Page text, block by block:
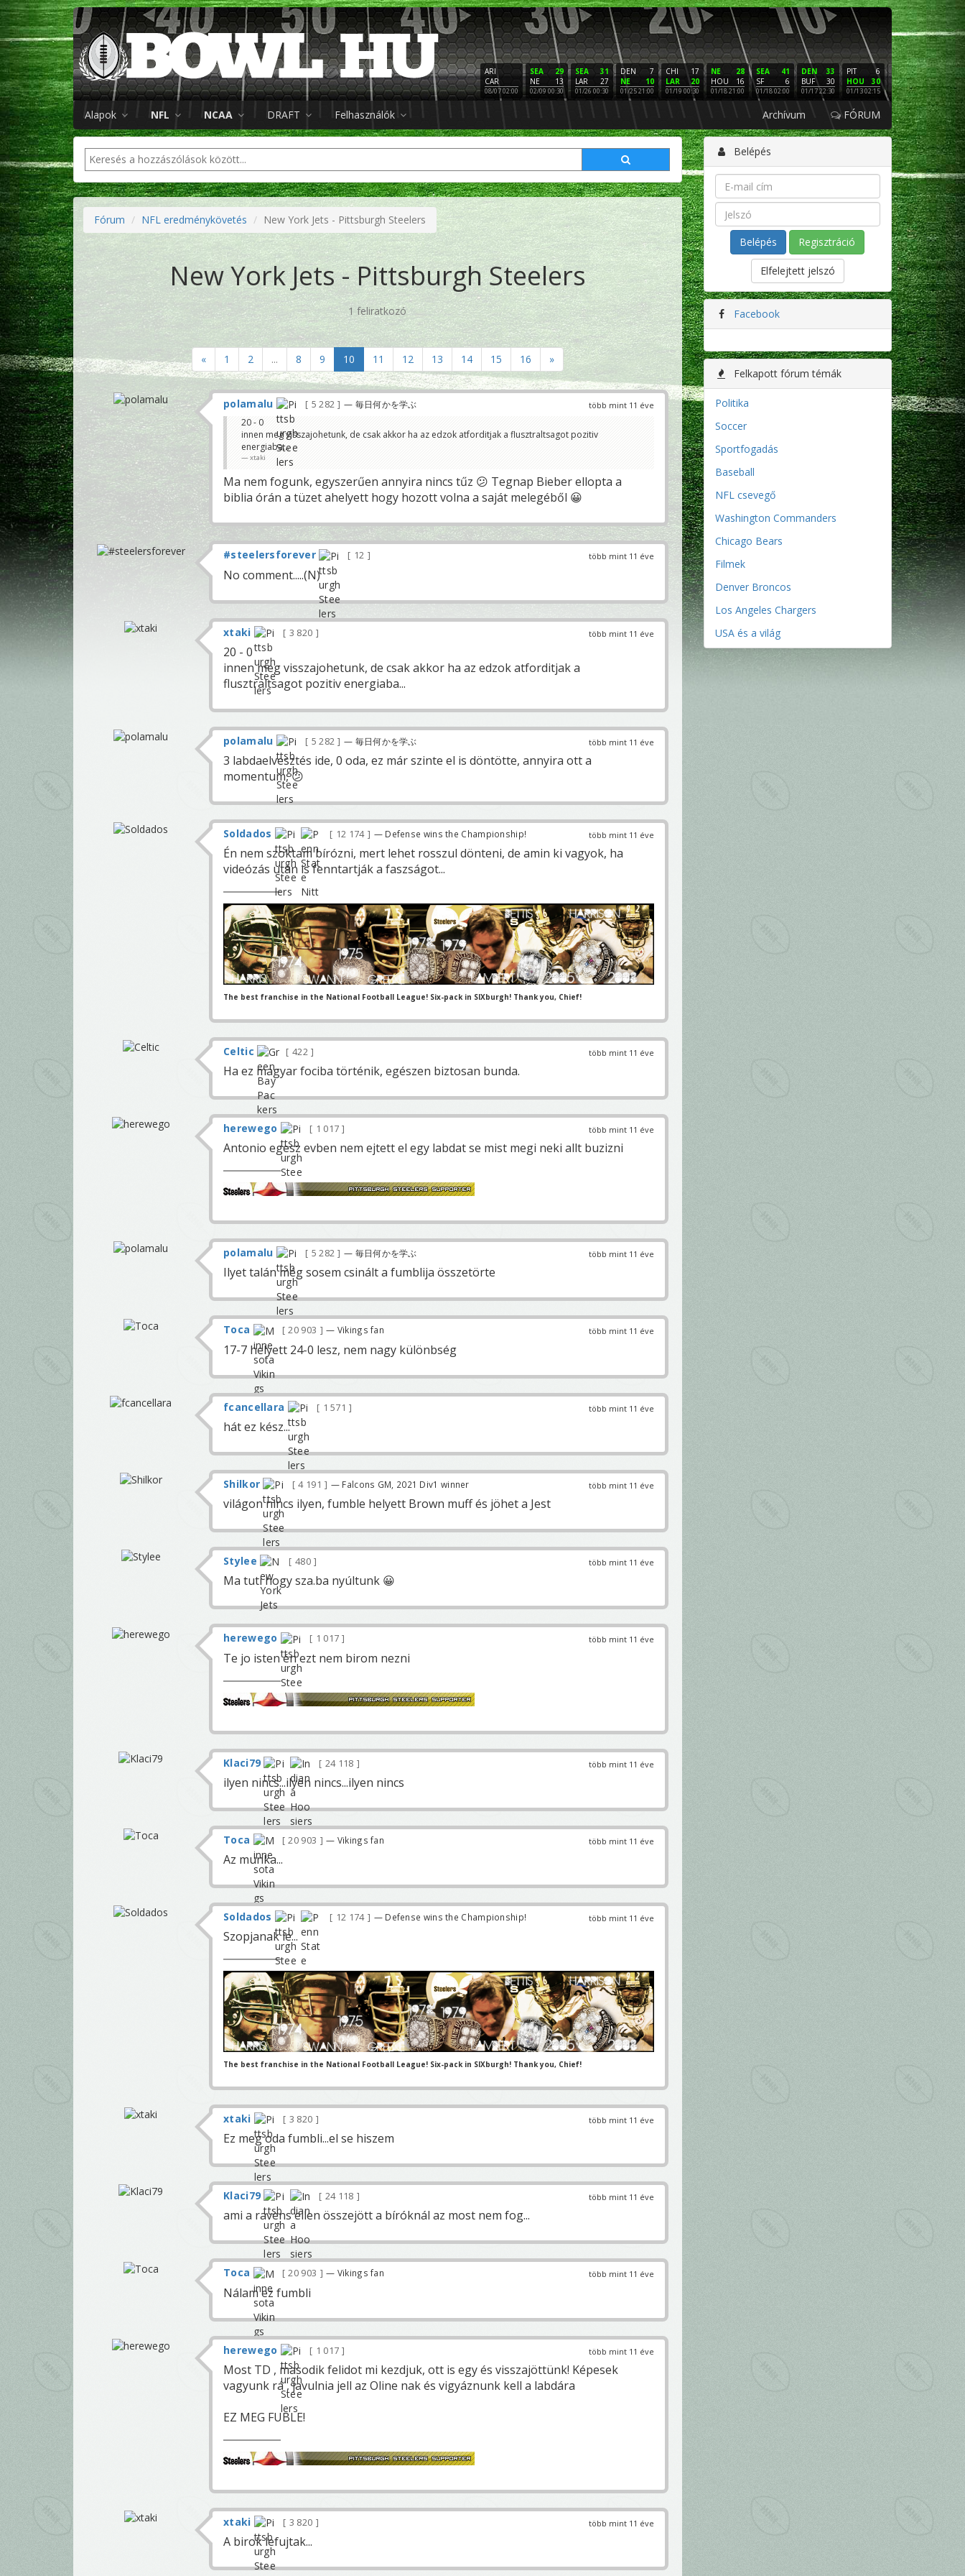
ARI
CAR
08/07 02:00
29
SEA
13
NE
02/09 00:30
31
SEA
27
LAR
01/26 00:30
7
DEN
10
NE
01/25 21:00
17
CHI
20
LAR
01/19 00:30
28
NE
16
HOU
01/18 21:00
41
SEA
6
SF
01/18 02:00
33
DEN
30
BUF
01/17 22:30
6
PIT
30
HOU
01/13 02:15
16
NE
3
LAC
01/12 02:00
PHI
SF
01/11
Alapok NFL NCAA DRAFT Felhasználók Archívum FÓRUM
Fórum NFL eredménykövetés New York Jets - Pittsburgh Steelers
New York Jets - Pittsburgh Steelers
1 feliratkozó
« 1 2 ... 8 9 10 11 12 13 14 15 16 »
több mint 11 éve
polamalu 5 282 — 毎日何かを学ぶ
20 - 0
innen meg visszajohetunk, de csak akkor ha az edzok atforditjak a flusztraltsagot pozitiv
energiaba...
xtaki
Ma nem fogunk, egyszerűen annyira nincs tűz 😕 Tegnap Bieber ellopta a
biblia órán a tüzet ahelyett hogy hozott volna a saját melegéből 😀
több mint 11 éve
#steelersforever 12
No comment.....(N)
több mint 11 éve
xtaki 3 820
20 - 0
innen meg visszajohetunk, de csak akkor ha az edzok atforditjak a
flusztraltsagot pozitiv energiaba...
több mint 11 éve
polamalu 5 282 — 毎日何かを学ぶ
3 labdaelvesztés ide, 0 oda, ez már szinte el is döntötte, annyira ott a
momentum, 😕
több mint 11 éve
Soldados 12 174 — Defense wins the Championship!
Én nem szoktam bírózni, mert lehet rosszul dönteni, de amin ki vagyok, ha
videózás után is fenntartják a faszságot...
The best franchise in the National Football League! Six-pack in SIXburgh! Thank you, Chief!
több mint 11 éve
Celtic 422
Ha ez magyar fociba történik, egészen biztosan bunda.
több mint 11 éve
herewego 1 017
Antonio egesz evben nem ejtett el egy labdat se mist megi neki allt buzizni
több mint 11 éve
polamalu 5 282 — 毎日何かを学ぶ
Ilyet talán még sosem csinált a fumblija összetörte
több mint 11 éve
Toca 20 903 — Vikings fan
17-7 helyett 24-0 lesz, nem nagy különbség
több mint 11 éve
fcancellara 1 571
hát ez kész...
több mint 11 éve
Shilkor 4 191 — Falcons GM, 2021 Div1 winner
világon nincs ilyen, fumble helyett Brown muff és jöhet a Jest
több mint 11 éve
Stylee 480
Ma tuti hogy sza.ba nyúltunk 😀
több mint 11 éve
herewego 1 017
Te jo isten én ezt nem birom nezni
több mint 11 éve
Klaci79 24 118
ilyen nincs...ilyen nincs...ilyen nincs
több mint 11 éve
Toca 20 903 — Vikings fan
Az munka...
több mint 11 éve
Soldados 12 174 — Defense wins the Championship!
Szopjanak le...
The best franchise in the National Football League! Six-pack in SIXburgh! Thank you, Chief!
több mint 11 éve
xtaki 3 820
Ez meg oda fumbli...el se hiszem
több mint 11 éve
Klaci79 24 118
ami a ravens ellen összejött a bíróknál az most nem fog...
több mint 11 éve
Toca 20 903 — Vikings fan
Nálam ez fumbli
több mint 11 éve
herewego 1 017
Most TD , masodik felidot mi kezdjuk, ott is egy és visszajöttünk! Képesek
vagyunk rá , javulnia jell az Oline nak és vigyáznunk kell a labdára
EZ MEG FUBLE!
több mint 11 éve
xtaki 3 820
A birok lefujtak...
Belépés
Regisztráció
Elfelejtett jelszó
Facebook
Felkapott fórum témák
Politika
Soccer
Sportfogadás
Baseball
NFL csevegő
Washington Commanders
Chicago Bears
Filmek
Denver Broncos
Los Angeles Chargers
USA és a világ